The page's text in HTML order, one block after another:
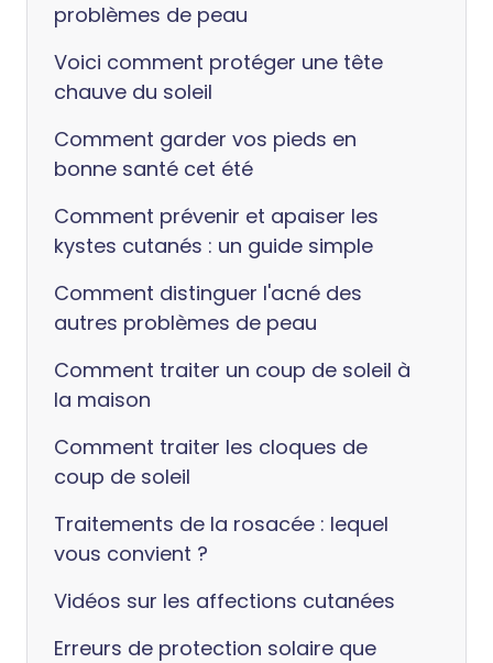
problèmes de peau
Voici comment protéger une tête
chauve du soleil
Comment garder vos pieds en
bonne santé cet été
Comment prévenir et apaiser les
kystes cutanés : un guide simple
Comment distinguer l'acné des
autres problèmes de peau
Comment traiter un coup de soleil à
la maison
Comment traiter les cloques de
coup de soleil
Traitements de la rosacée : lequel
vous convient ?
Vidéos sur les affections cutanées
Erreurs de protection solaire que